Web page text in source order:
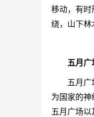
移动，有时
绕，山下林
五月广
五月广
为国家的
五月广场以